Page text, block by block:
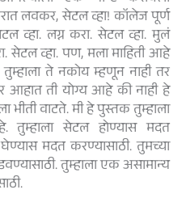
लवकर, सेटल व्हा! कॉलेज पूर्ण
व्हा. लग्न करा. सेटल व्हा. मुलं
सेटल व्हा. पण, मला माहिती आहे
ते नकोय म्हणून नाही तर
आहात ती योग्य आहे की नाही हे
भीती वाटते. मी हे पुस्तक तुम्हाला
तुम्हाला सेटल होण्यास मदत
मदत करण्यासाठी. तुमच्या
तुम्हाला एक असामान्य